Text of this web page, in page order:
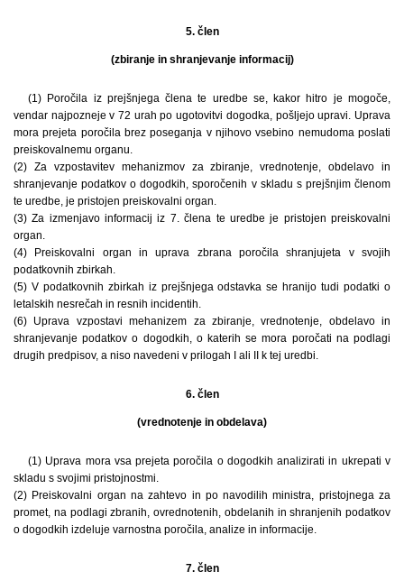
5. člen
(zbiranje in shranjevanje informacij)
(1) Poročila iz prejšnjega člena te uredbe se, kakor hitro je mogoče,
vendar najpozneje v 72 urah po ugotovitvi dogodka, pošljejo upravi. Uprava
mora prejeta poročila brez poseganja v njihovo vsebino nemudoma poslati
preiskovalnemu organu.
(2) Za vzpostavitev mehanizmov za zbiranje, vrednotenje, obdelavo in
shranjevanje podatkov o dogodkih, sporočenih v skladu s prejšnjim členom
te uredbe, je pristojen preiskovalni organ.
(3) Za izmenjavo informacij iz 7. člena te uredbe je pristojen preiskovalni
organ.
(4) Preiskovalni organ in uprava zbrana poročila shranjujeta v svojih
podatkovnih zbirkah.
(5) V podatkovnih zbirkah iz prejšnjega odstavka se hranijo tudi podatki o
letalskih nesrečah in resnih incidentih.
(6) Uprava vzpostavi mehanizem za zbiranje, vrednotenje, obdelavo in
shranjevanje podatkov o dogodkih, o katerih se mora poročati na podlagi
drugih predpisov, a niso navedeni v prilogah I ali II k tej uredbi.
6. člen
(vrednotenje in obdelava)
(1) Uprava mora vsa prejeta poročila o dogodkih analizirati in ukrepati v
skladu s svojimi pristojnostmi.
(2) Preiskovalni organ na zahtevo in po navodilih ministra, pristojnega za
promet, na podlagi zbranih, ovrednotenih, obdelanih in shranjenih podatkov
o dogodkih izdeluje varnostna poročila, analize in informacije.
7. člen